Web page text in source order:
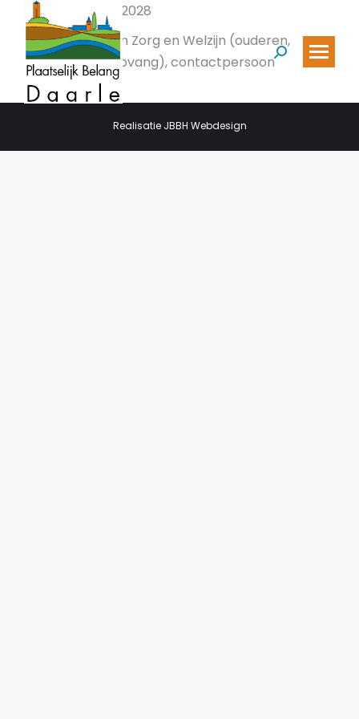
Zoeken:
Periode 2024 – 2028
contactpersoon Zorg en Welzijn (ouderen,
school, kinderopvang), contactpersoon
buurtbus
Realisatie JBBH Webdesign